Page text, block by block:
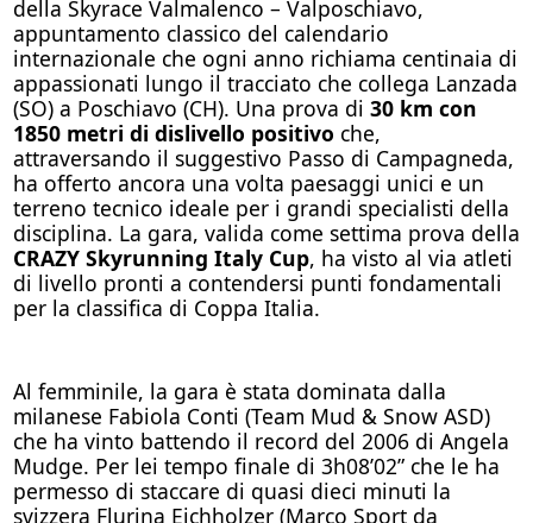
della Skyrace Valmalenco – Valposchiavo,
appuntamento classico del calendario
internazionale che ogni anno richiama centinaia di
appassionati lungo il tracciato che collega Lanzada
(SO) a Poschiavo (CH). Una prova di 30 km con
1850 metri di dislivello positivo che,
attraversando il suggestivo Passo di Campagneda,
ha offerto ancora una volta paesaggi unici e un
terreno tecnico ideale per i grandi specialisti della
disciplina. La gara, valida come settima prova della
CRAZY Skyrunning Italy Cup, ha visto al via atleti
di livello pronti a contendersi punti fondamentali
per la classifica di Coppa Italia.
Al femminile, la gara è stata dominata dalla
milanese Fabiola Conti (Team Mud & Snow ASD)
che ha vinto battendo il record del 2006 di Angela
Mudge. Per lei tempo finale di 3h08’02” che le ha
permesso di staccare di quasi dieci minuti la
svizzera Flurina Eichholzer (Marco Sport da